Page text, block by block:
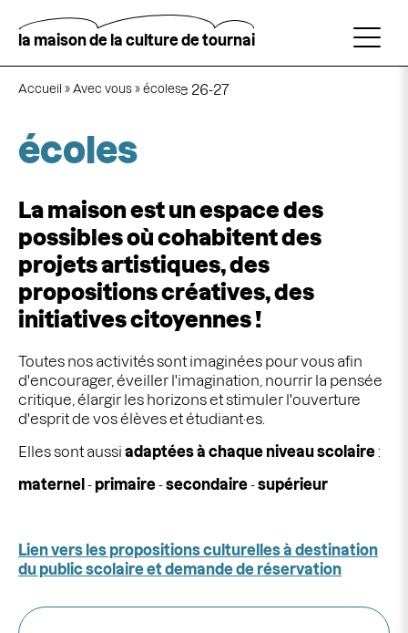
contenu
principal
la maison de la culture de tournai
Fil
Accueil Avec vous écoles
principale
la saison culture-école 26-27
écoles
La maison est un espace des
possibles où cohabitent des
projets artistiques, des
propositions créatives, des
initiatives citoyennes!
Toutes nos activités sont imaginées pour vous afin
d'encourager, éveiller l'imagination, nourrir la pensée
critique, élargir les horizons et stimuler l'ouverture
d'esprit de vos élèves et étudiant·es.
Elles sont aussi adaptées à chaque niveau scolaire:
maternel - primaire-secondaire-supérieur
Lien vers les propositions culturelles à destination
du public scolaire et demande de réservation